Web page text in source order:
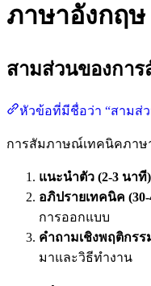
ภาษาอังกฤษ
สามส่วนของกา
หัวข้อที่มีชื่อว่า “สามส่
การสัมภาษณ์เทคนิคภาษ
แนะนำตัว (2-3 นาที)
อภิปรายเทคนิค
การออกแบบ
คำถามเชิงพฤติกรร
มาและวิธีทำงาน